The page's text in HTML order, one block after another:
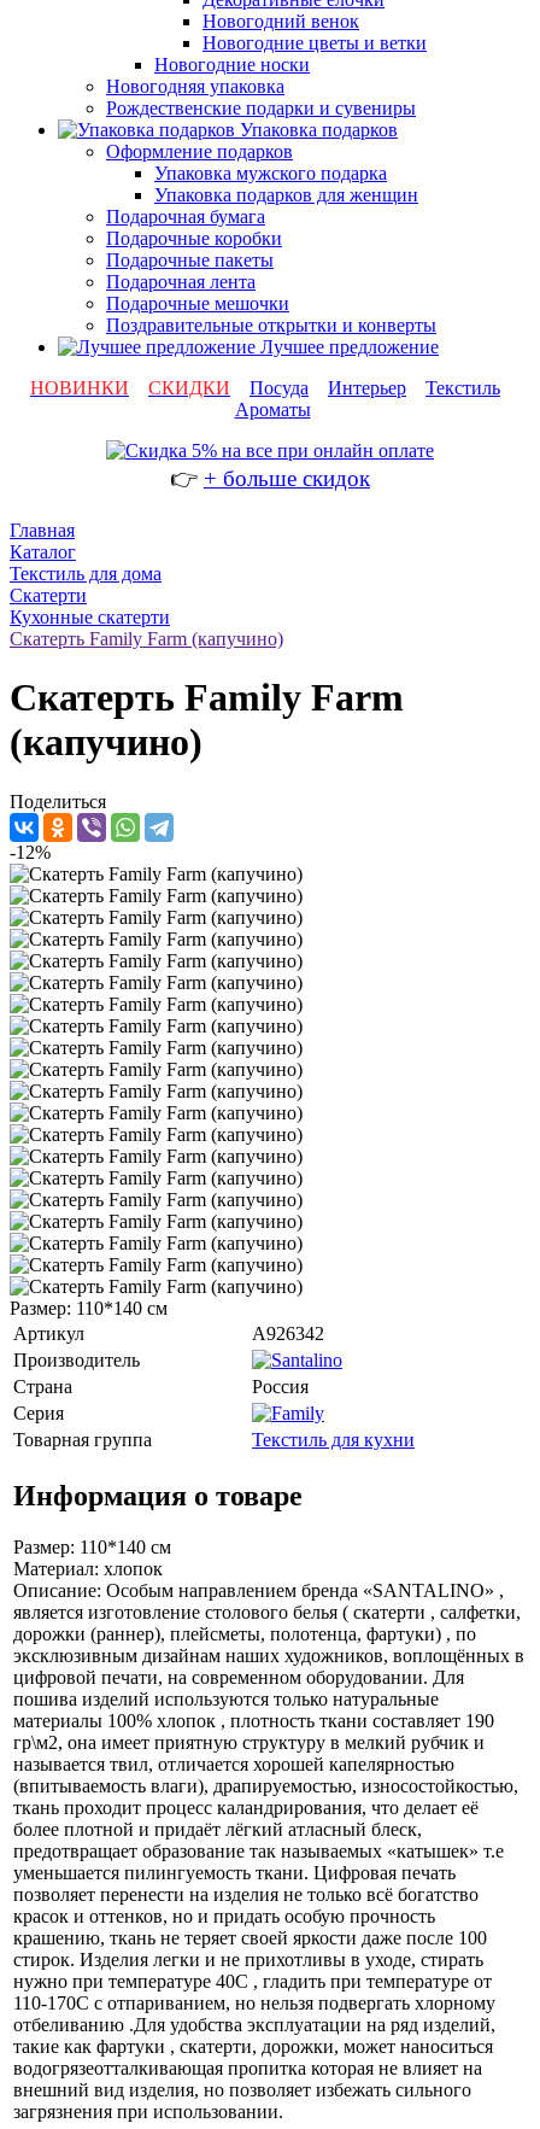
Новогодний венок
Новогодние цветы и ветки
Новогодние носки
Новогодняя упаковка
Рождественские подарки и сувениры
Упаковка подарков
Оформление подарков
Упаковка мужского подарка
Упаковка подарков для женщин
Подарочная бумага
Подарочные коробки
Подарочные пакеты
Подарочная лента
Подарочные мешочки
Поздравительные открытки и конверты
Лучшее предложение
НОВИНКИ
СКИДКИ Посуда Интерьер
Текстиль
Ароматы
👉 + больше скидок
Главная
Каталог
Текстиль для дома
Скатерти
Кухонные скатерти
Скатерть Family Farm (капучино)
Скатерть Family Farm
(капучино)
Поделиться
-12%
Размер: 110*140 см
Артикул
A926342
Производитель
Страна
Россия
Серия
Товарная группа
Текстиль для кухни
Информация о товаре
Размер: 110*140 см
Материал: хлопок
Описание: Особым направлением бренда «SANTALINO» ,
является изготовление столового белья ( скатерти , салфетки,
дорожки (раннер), плейсметы, полотенца, фартуки) , по
эксклюзивным дизайнам наших художников, воплощённых в
цифровой печати, на современном оборудовании. Для
пошива изделий используются только натуральные
материалы 100% хлопок , плотность ткани составляет 190
гр\м2, она имеет приятную структуру в мелкий рубчик и
называется твил, отличается хорошей капелярностью
(впитываемость влаги), драпируемостью, износостойкостью,
ткань проходит процесс каландрирования, что делает её
более плотной и придаёт лёгкий атласный блеск,
предотвращает образование так называемых «катышек» т.е
уменьшается пилингуемость ткани. Цифровая печать
позволяет перенести на изделия не только всё богатство
красок и оттенков, но и придать особую прочность
крашению, ткань не теряет своей яркости даже после 100
стирок. Изделия легки и не прихотливы в уходе, стирать
нужно при температуре 40С , гладить при температуре от
110-170С с отпариванием, но нельзя подвергать хлорному
отбеливанию .Для удобства эксплуатации на ряд изделий,
такие как фартуки , скатерти, дорожки, может наноситься
водогрязеотталкивающая пропитка которая не влияет на
внешний вид изделия, но позволяет избежать сильного
загрязнения при использовании.